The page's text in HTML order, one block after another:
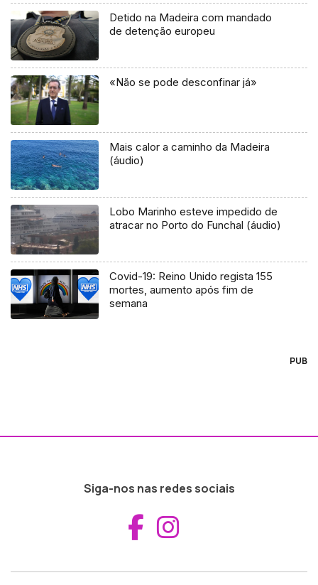
Detido na Madeira com mandado
de detenção europeu
«Não se pode desconfinar já»
Mais calor a caminho da Madeira
(áudio)
Lobo Marinho esteve impedido de
atracar no Porto do Funchal (áudio)
Covid-19: Reino Unido regista 155
mortes, aumento após fim de
semana
PUB
Siga-nos nas redes sociais
Aceder ao